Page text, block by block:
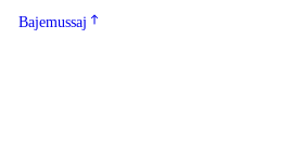
dåjmajda
Bajemussaj